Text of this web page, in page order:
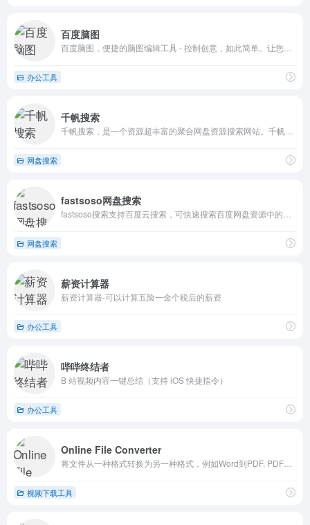
百度脑图
办公工具
千帆搜索
网盘搜索
fastsoso网盘搜索
网盘搜索
薪资计算器
薪资计算器-可以计算五险一金个税后的薪资
办公工具
哔哔终结者
B 站视频内容一键总结（支持 iOS 快捷指令）
办公工具
Online File Converter
视频下载工具